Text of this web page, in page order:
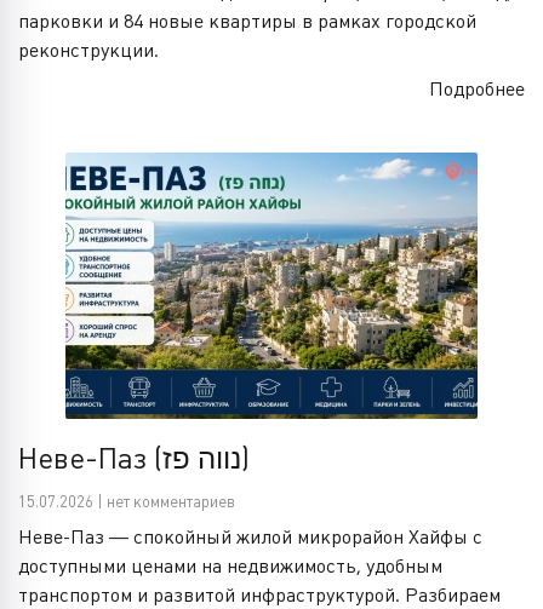
парковки и 84 новые квартиры в рамках городской
реконструкции.
Подробнее
Неве-Паз (נווה פז)
15.07.2026 | нет комментариев
Неве-Паз — спокойный жилой микрорайон Хайфы с
доступными ценами на недвижимость, удобным
транспортом и развитой инфраструктурой. Разбираем